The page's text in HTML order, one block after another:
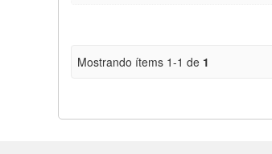
Mostrando ítems 1-1 de 1